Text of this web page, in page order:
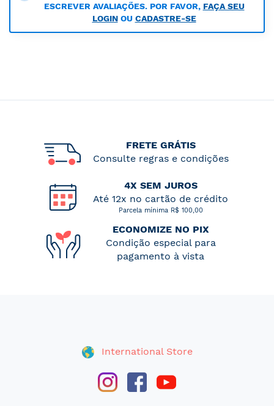
ESCREVER AVALIAÇÕES. POR FAVOR, FAÇA SEU
LOGINOU CADASTRE-SE
FRETE GRÁTIS
Consulte regras e condições
4X SEM JUROS
Até 12x no cartão de crédito
Parcela mínima R$ 100,00
ECONOMIZE NO PIX
Condição especial para
pagamento à vista
International Store